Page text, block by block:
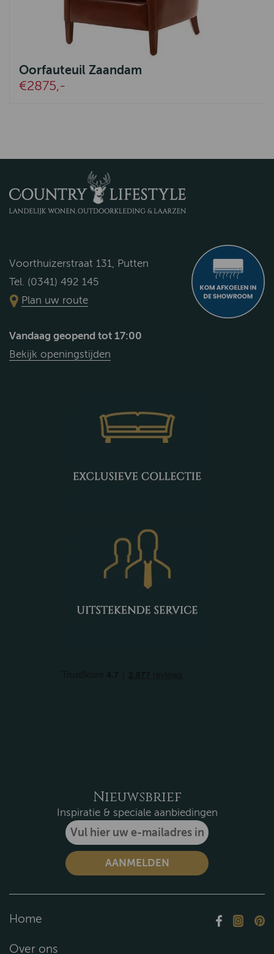
Oorfauteuil Zaandam
€2875,-
Voorthuizerstraat 131, Putten
Tel. (0341) 492 145
Plan uw route
Vandaag geopend tot 17:00
Bekijk openingstijden
Nieuwsbrief
Inspiratie & speciale aanbiedingen
Home
Over ons